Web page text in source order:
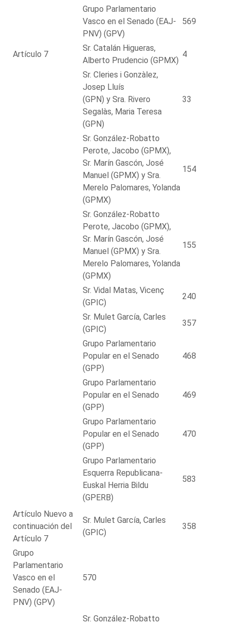
Grupo Parlamentario
Vasco en el Senado (EAJ-
PNV) (GPV)
569
Artículo 7
Sr. Catalán Higueras,
Alberto Prudencio (GPMX)
4
Sr. Cleries i Gonzàlez,
Josep Lluís
(GPN) y Sra. Rivero
Segalàs, Maria Teresa
(GPN)
33
Sr. González-Robatto
Perote, Jacobo (GPMX),
Sr. Marín Gascón, José
Manuel (GPMX) y Sra.
Merelo Palomares, Yolanda
(GPMX)
154
Sr. González-Robatto
Perote, Jacobo (GPMX),
Sr. Marín Gascón, José
Manuel (GPMX) y Sra.
Merelo Palomares, Yolanda
(GPMX)
155
Sr. Vidal Matas, Vicenç
(GPIC)
240
Sr. Mulet García, Carles
(GPIC)
357
Grupo Parlamentario
Popular en el Senado
(GPP)
468
Grupo Parlamentario
Popular en el Senado
(GPP)
469
Grupo Parlamentario
Popular en el Senado
(GPP)
470
Grupo Parlamentario
Esquerra Republicana-
Euskal Herria Bildu
(GPERB)
583
Artículo Nuevo a
continuación del
Artículo 7
Sr. Mulet García, Carles
(GPIC)
358
Grupo
Parlamentario
Vasco en el
Senado (EAJ-
PNV) (GPV)
570
Sr. González-Robatto